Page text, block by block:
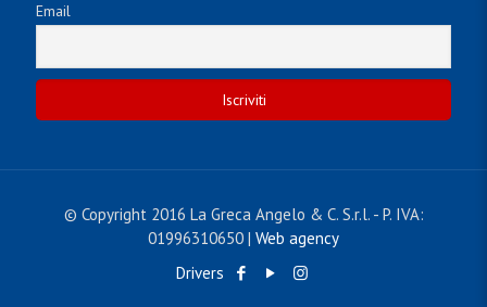
Email
© Copyright 2016 La Greca Angelo & C. S.r.l. - P. IVA:
01996310650 | Web agency
Drivers